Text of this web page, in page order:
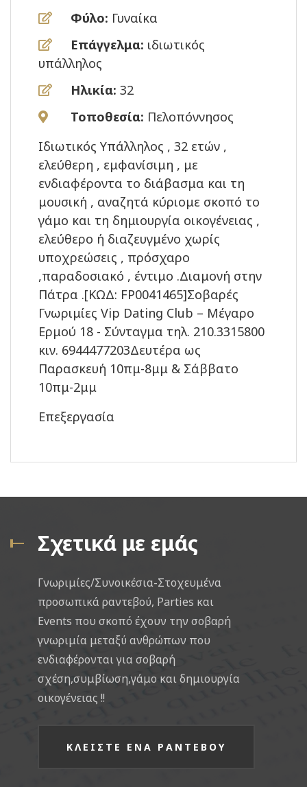
Φύλο: Γυναίκα
Επάγγελμα: ιδιωτικός
υπάλληλος
Ηλικία: 32
Τοποθεσία: Πελοπόννησος
Ιδιωτικός Υπάλληλος , 32 ετών ,
ελεύθερη , εμφανίσιμη , με
ενδιαφέροντα το διάβασμα και τη
μουσική , αναζητά κύριομε σκοπό το
γάμο και τη δημιουργία οικογένειας ,
ελεύθερο ή διαζευγμένο χωρίς
υποχρεώσεις , πρόσχαρο
,παραδοσιακό , έντιμο .Διαμονή στην
Πάτρα .[ΚΩΔ: FP0041465]Σοβαρές
Γνωριμίες Vip Dating Club – Μέγαρο
Ερμού 18 - Σύνταγμα τηλ. 210.3315800
κιν. 6944477203Δευτέρα ως
Παρασκευή 10πμ-8μμ & Σάββατο
10πμ-2μμ
Επεξεργασία
Σχετικά με εμάς
Γνωριμίες/Συνοικέσια-Στοχευμένα
προσωπικά ραντεβού, Parties και
Events που σκοπό έχουν την σοβαρή
γνωριμία μεταξύ ανθρώπων που
ενδιαφέρονται για σοβαρή
σχέση,συμβίωση,γάμο και δημιουργία
οικογένειας !!
ΚΛΕΙΣΤΕ ΕΝΑ ΡΑΝΤΕΒΟΥ